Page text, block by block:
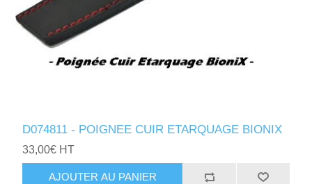
D074811 - POIGNEE CUIR ETARQUAGE BIONIX
33,00€ HT
AJOUTER AU PANIER